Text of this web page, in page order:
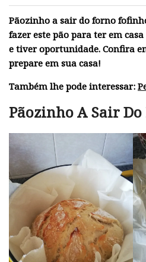
Pãozinho a sair do forno
fazer este pão para ter em
e tiver oportunidade. Confira
prepare em sua casa!
Também lhe pode interessar:
Pãozinho A Sair